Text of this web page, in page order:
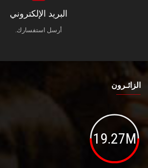
البريد الإلكتروني
أرسل استفسارك.
الزائـرون
19.27M